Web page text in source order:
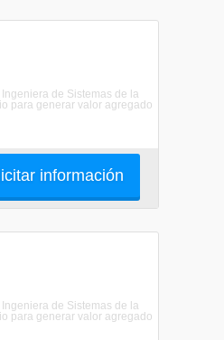
de Sistemas de la
para generar valor agregado
información
de Sistemas de la
para generar valor agregado